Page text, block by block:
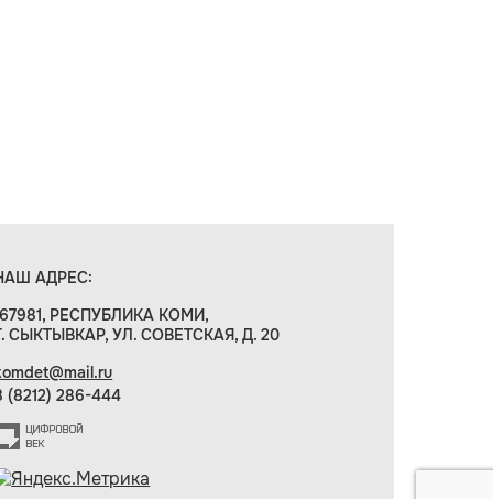
АДРЕС:
РЕСПУБЛИКА КОМИ,
СЫКТЫВКАР, УЛ. СОВЕТСКАЯ, Д. 20
(8212) 286-444